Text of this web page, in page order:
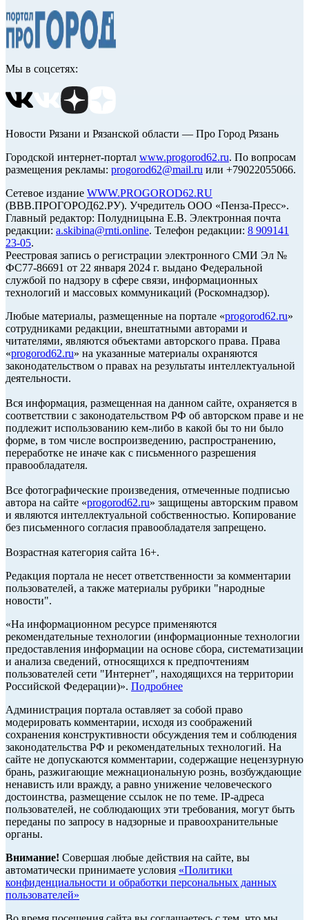
Мы в соцсетях:
Новости Рязани и Рязанской области — Про Город Рязань
Городской интернет-портал www.progorod62.ru. По вопросам
размещения рекламы: progorod62@mail.ru или +79022055066.
Сетевое издание WWW.PROGOROD62.RU
(ВВВ.ПРОГОРОД62.РУ). Учредитель ООО «Пенза-Пресс».
Главный редактор: Полудницына Е.В. Электронная почта
редакции: a.skibina@rnti.online. Телефон редакции: 8 909141
23-05.
Реестровая запись о регистрации электронного СМИ Эл №
ФС77-86691 от 22 января 2024 г. выдано Федеральной
службой по надзору в сфере связи, информационных
технологий и массовых коммуникаций (Роскомнадзор).
Любые материалы, размещенные на портале «progorod62.ru»
сотрудниками редакции, внештатными авторами и
читателями, являются объектами авторского права. Права
«progorod62.ru» на указанные материалы охраняются
законодательством о правах на результаты интеллектуальной
деятельности.
Вся информация, размещенная на данном сайте, охраняется в
соответствии с законодательством РФ об авторском праве и не
подлежит использованию кем-либо в какой бы то ни было
форме, в том числе воспроизведению, распространению,
переработке не иначе как с письменного разрешения
правообладателя.
Все фотографические произведения, отмеченные подписью
автора на сайте «progorod62.ru» защищены авторским правом
и являются интеллектуальной собственностью. Копирование
без письменного согласия правообладателя запрещено.
Возрастная категория сайта 16+.
Редакция портала не несет ответственности за комментарии
пользователей, а также материалы рубрики "народные
новости".
«На информационном ресурсе применяются
рекомендательные технологии (информационные технологии
предоставления информации на основе сбора, систематизации
и анализа сведений, относящихся к предпочтениям
пользователей сети "Интернет", находящихся на территории
Российской Федерации)». Подробнее
Администрация портала оставляет за собой право
модерировать комментарии, исходя из соображений
сохранения конструктивности обсуждения тем и соблюдения
законодательства РФ и рекомендательных технологий. На
сайте не допускаются комментарии, содержащие нецензурную
брань, разжигающие межнациональную рознь, возбуждающие
ненависть или вражду, а равно унижение человеческого
достоинства, размещение ссылок не по теме. IP-адреса
пользователей, не соблюдающих эти требования, могут быть
переданы по запросу в надзорные и правоохранительные
органы.
Внимание! Совершая любые действия на сайте, вы
автоматически принимаете условия «Политики
конфиденциальности и обработки персональных данных
пользователей»